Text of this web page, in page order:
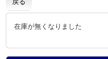
在庫が無くなりました